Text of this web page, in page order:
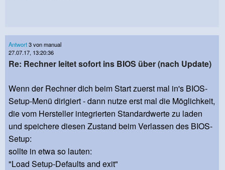
Antwort3 von manual
27.07.17, 13:20:36
Re: Rechner leitet sofort ins BIOS über (nach Update)
Wenn der Rechner dich beim Start zuerst mal in's BIOS-
Setup-Menü dirigiert - dann nutze erst mal die Möglichkeit,
die vom Hersteller integrierten Standardwerte zu laden
und speichere diesen Zustand beim Verlassen des BIOS-
Setup:
sollte in etwa so lauten:
"Load Setup-Defaults and exit"